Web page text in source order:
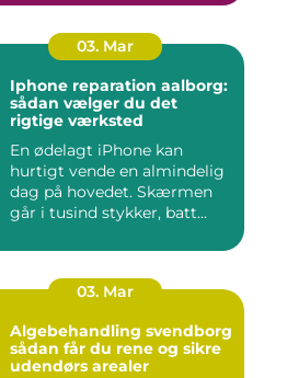
03. Mar
Iphone reparation aalborg:
sådan vælger du det
rigtige værksted
En ødelagt iPhone kan
hurtigt vende en almindelig
dag på hovedet. Skærmen
går i tusind stykker, batt...
03. Mar
Algebehandling svendborg
sådan får du rene og sikre
udendørs arealer